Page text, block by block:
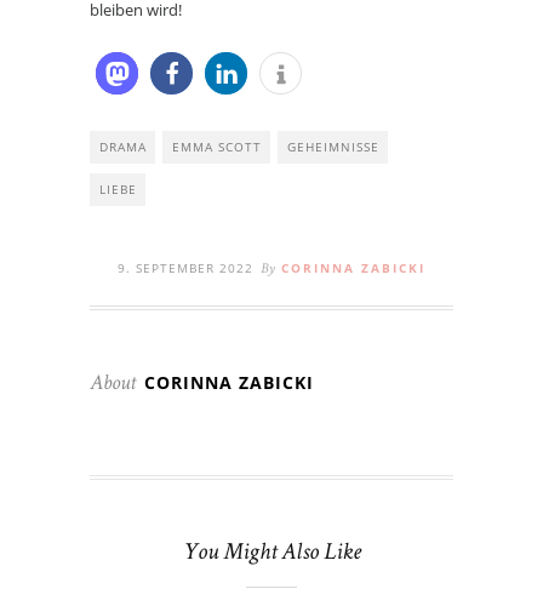
bleiben wird!
DRAMA EMMA SCOTT GEHEIMNISSE
LIEBE
9. SEPTEMBER 2022 By CORINNA ZABICKI
About CORINNA ZABICKI
You Might Also Like